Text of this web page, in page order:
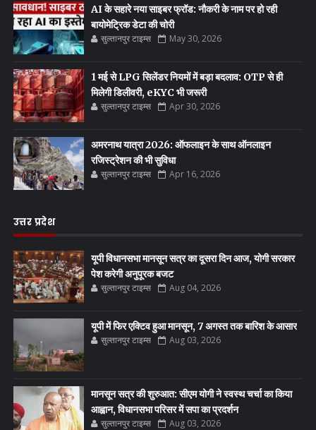
AI के सहारे नया साइबर फ्रॉड: नौकरी के नाम पर हो रही
बायोमेट्रिक डेटा की चोरी
सुल्तानपुर टाइम्स May 30, 2026
1 मई से LPG सिलेंडर नियमों में बड़ा बदलाव: OTP से ही
मिलेगी डिलीवरी, eKYC भी जरूरी
सुल्तानपुर टाइम्स Apr 30, 2026
अमरनाथ यात्रा 2026: ऑफलाइन के साथ ऑनलाइन
रजिस्ट्रेशन की भी सुविधा
सुल्तानपुर टाइम्स Apr 16, 2026
उत्तर प्रदेश
यूपी विधानसभा मानसून सत्र का दूसरा दिन आज, योगी सरकार
पेश करेगी अनुपूरक बजट
सुल्तानपुर टाइम्स Aug 04, 2026
यूपी में फिर एक्टिव हुआ मानसून, 7 अगस्त तक बारिश के आसार
सुल्तानपुर टाइम्स Aug 03, 2026
मानसून सत्र की शुरुआत: सीएम योगी ने स्वस्थ चर्चा का किया
आह्वान, विधानसभा परिसर में सपा का प्रदर्शन
सुल्तानपुर टाइम्स Aug 03, 2026